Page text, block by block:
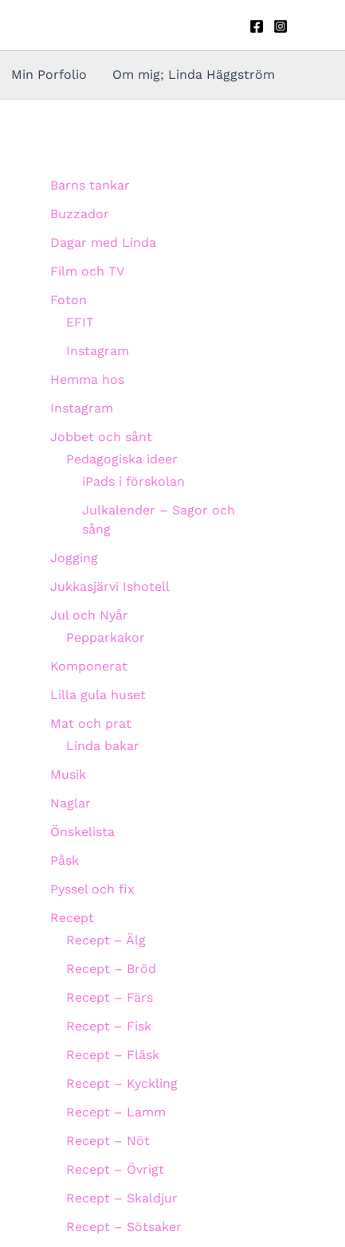
Min Porfolio Om mig; Linda Häggström
Barns tankar
Buzzador
Dagar med Linda
Film och TV
Foton
EFIT
Instagram
Hemma hos
Instagram
Jobbet och sånt
Pedagogiska ideer
iPads i förskolan
Julkalender – Sagor och
sång
Jogging
Jukkasjärvi Ishotell
Jul och Nyår
Pepparkakor
Komponerat
Lilla gula huset
Mat och prat
Linda bakar
Musik
Naglar
Önskelista
Påsk
Pyssel och fix
Recept
Recept – Älg
Recept – Bröd
Recept – Färs
Recept – Fisk
Recept – Fläsk
Recept – Kyckling
Recept – Lamm
Recept – Nöt
Recept – Övrigt
Recept – Skaldjur
Recept – Sötsaker